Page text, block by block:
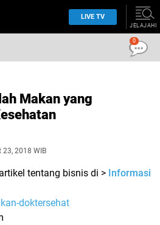
LIVE TV
JELAJAHI
Makan yang
2018 WIB
tentang bisnis di > Informasi
0